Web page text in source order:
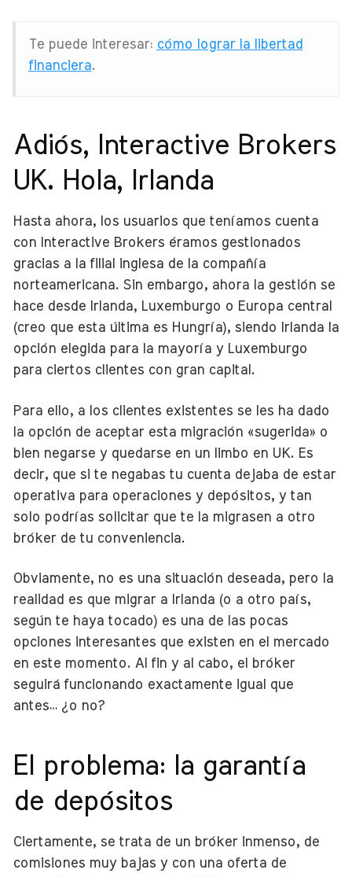
Te puede interesar: cómo lograr la libertad
financiera.
Adiós, Interactive Brokers
UK. Hola, Irlanda
Hasta ahora, los usuarios que teníamos cuenta
con Interactive Brokers éramos gestionados
gracias a la filial inglesa de la compañía
norteamericana. Sin embargo, ahora la gestión se
hace desde Irlanda, Luxemburgo o Europa central
(creo que esta última es Hungría), siendo Irlanda la
opción elegida para la mayoría y Luxemburgo
para ciertos clientes con gran capital.
Para ello, a los clientes existentes se les ha dado
la opción de aceptar esta migración «sugerida» o
bien negarse y quedarse en un limbo en UK. Es
decir, que si te negabas tu cuenta dejaba de estar
operativa para operaciones y depósitos, y tan
solo podrías solicitar que te la migrasen a otro
bróker de tu conveniencia.
Obviamente, no es una situación deseada, pero la
realidad es que migrar a Irlanda (o a otro país,
según te haya tocado) es una de las pocas
opciones interesantes que existen en el mercado
en este momento. Al fin y al cabo, el bróker
seguirá funcionando exactamente igual que
antes… ¿o no?
El problema: la garantía
de depósitos
Ciertamente, se trata de un bróker inmenso, de
comisiones muy bajas y con una oferta de